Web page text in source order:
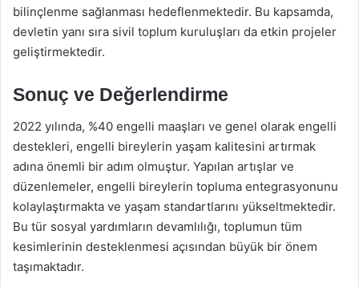
bilinçlenme sağlanması hedeflenmektedir. Bu kapsamda,
devletin yanı sıra sivil toplum kuruluşları da etkin projeler
geliştirmektedir.
Sonuç ve Değerlendirme
2022 yılında, %40 engelli maaşları ve genel olarak engelli
destekleri, engelli bireylerin yaşam kalitesini artırmak
adına önemli bir adım olmuştur. Yapılan artışlar ve
düzenlemeler, engelli bireylerin topluma entegrasyonunu
kolaylaştırmakta ve yaşam standartlarını yükseltmektedir.
Bu tür sosyal yardımların devamlılığı, toplumun tüm
kesimlerinin desteklenmesi açısından büyük bir önem
taşımaktadır.